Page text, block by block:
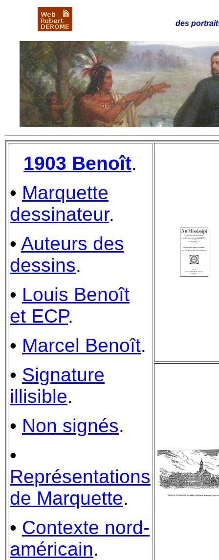
des
1903 Benoît.
• Marquette
dessinateur.
• Auteurs des
dessins.
• Louis Benoît
et ECP.
• Marcel Benoît.
• Signature
illisible.
• Non signés.
•
Représentations
de Marquette.
• Contexte nord-
américain.